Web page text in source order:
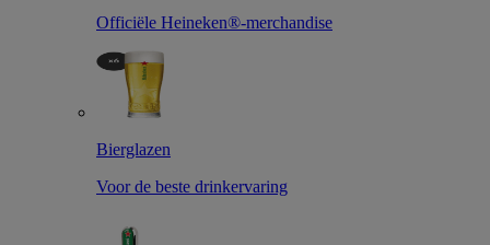
Officiële Heineken®-merchandise
Bierglazen
Voor de beste drinkervaring